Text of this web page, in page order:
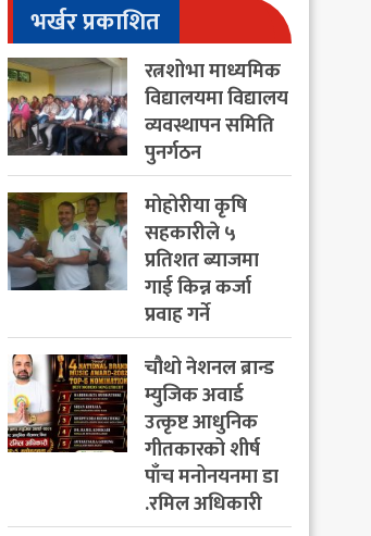
भर्खर प्रकाशित
रत्नशोभा माध्यमिक
विद्यालयमा विद्यालय
व्यवस्थापन समिति
पुनर्गठन
मोहोरीया कृषि
सहकारीले ५
प्रतिशत ब्याजमा
गाई किन्न कर्जा
प्रवाह गर्ने
चौथो नेशनल ब्रान्ड
म्युजिक अवार्ड
उत्कृष्ट आधुनिक
गीतकारको शीर्ष
पाँच मनोनयनमा डा
.रमिल अधिकारी